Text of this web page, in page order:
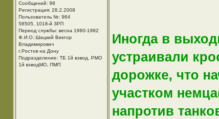
Сообщений: 98
Регистрация: 28.2.2008
Пользователь №: 964
58505, 1018-й ЗРП
Период службы: весна 1980-1982
Ф.И.О.:Шацкий Виктор
Владимирович
г.Ростов на Дону
Подразделение: ТБ 1й взвод, РМО
1й взводМО, ПМП
Иногда в
устраивали
дорожке, что
участком
напротив